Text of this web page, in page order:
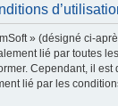
» (désigné ci-
lié par toutes
Cependant, il
lié par les